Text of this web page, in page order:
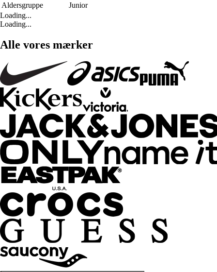
Aldersgruppe
Junior
Loading...
Loading...
Alle vores mærker